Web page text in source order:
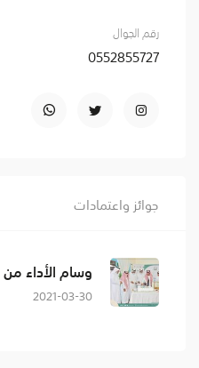
رقم الجوال
0552855727
جوائز واعتمادات
وسام الأداء من
2021-03-30